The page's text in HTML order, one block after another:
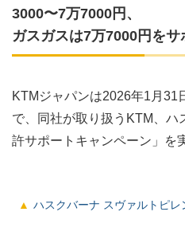
3000〜7万7000円、
ガスガスは7万7000円をサ
KTMジャパンは2026年1月31
で、同社が取り扱うKTM、ハ
許サポートキャンペーン」を
ハスクバーナ スヴァルトピレ